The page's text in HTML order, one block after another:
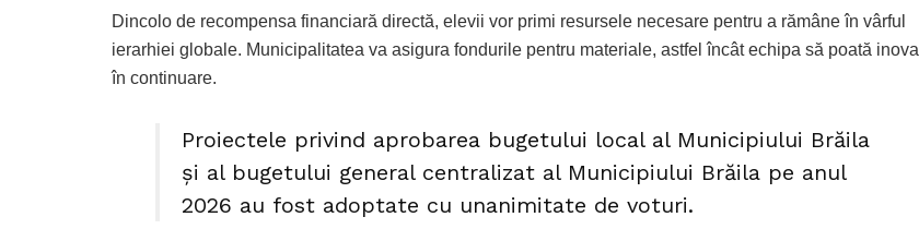
Dincolo de recompensa financiară directă, elevii vor primi resursele necesare pentru a rămâne în vârful
ierarhiei globale. Municipalitatea va asigura fondurile pentru materiale, astfel încât echipa să poată inova
în continuare.
Proiectele privind aprobarea bugetului local al Municipiului Brăila
și al bugetului general centralizat al Municipiului Brăila pe anul
2026 au fost adoptate cu unanimitate de voturi.